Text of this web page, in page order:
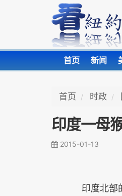
首页 新闻
首页 时政
印度一母
2015-01-13
印度北部